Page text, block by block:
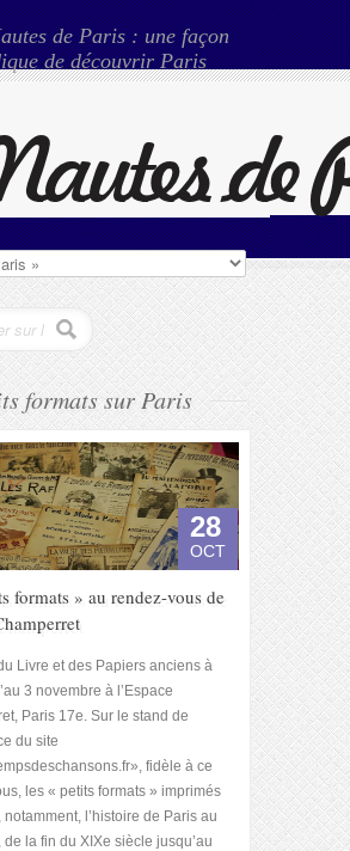
de Paris : une façon
de découvrir Paris
formats sur Paris
28
OCT
formats » au rendez-vous de
Livre et des Papiers anciens à
3 novembre à l’Espace
Paris 17e. Sur le stand de
du site
fidèle à ce
les « petits formats » imprimés
notamment, l’histoire de Paris au
la fin du XIXe siècle jusqu’au